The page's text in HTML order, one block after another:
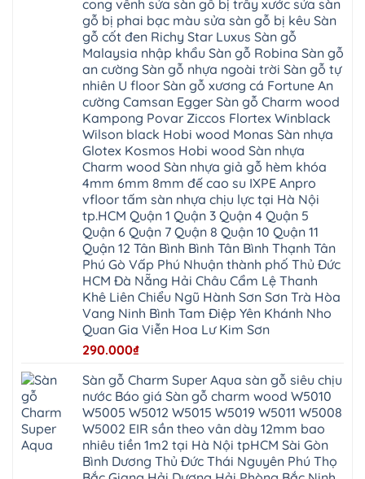
giang
Phượng
Thuận
Tràng
Đổng
Phòng
Đông
Phúc
Thịnh
Thiên
Quảng
Thanh
Hưng
Quang
Minh
Nam
Phúc
Xuyên
Phượng
Chuyên
Nẵng
Xuyên
Thanh
Minh
Hưng
Nghệ
Thiên
Thanh
Hồng
Phúc
Hương
Chương
Nam
Xuân
Phương
Nẵng
Long
Hưng
Hưng
Đông
Quảng
Dương
Nghĩa
Lương
Hưng
charm
wood
hobiwood
kosmos
fukione
wilson
4mm
6mm
chống
nước
Xuyên
Phượng
Chuyên
Xuyên
Nẵng
Thanh
Hưng
Thiên
cong vênh sửa sàn gỗ bị trầy xước sửa sàn
gỗ bị phai bạc màu sửa sàn gỗ bị kêu Sàn
gỗ cốt đen Richy Star Luxus Sàn gỗ
Malaysia nhập khẩu Sàn gỗ Robina Sàn gỗ
an cường Sàn gỗ nhựa ngoài trời Sàn gỗ tự
nhiên U floor Sàn gỗ xương cá Fortune An
cường Camsan Egger Sàn gỗ Charm wood
Kampong Povar Ziccos Flortex Winblack
Wilson black Hobi wood Monas Sàn nhựa
Glotex Kosmos Hobi wood Sàn nhựa
Charm wood Sàn nhựa giả gỗ hèm khóa
4mm 6mm 8mm đế cao su IXPE Anpro
vfloor tấm sàn nhựa chịu lực tại Hà Nội
tp.HCM Quận 1 Quận 3 Quận 4 Quận 5
Quận 6 Quận 7 Quận 8 Quận 10 Quận 11
Quận 12 Tân Bình Bình Tân Bình Thạnh Tân
Phú Gò Vấp Phú Nhuận thành phố Thủ Đức
HCM Đà Nẵng Hải Châu Cẩm Lệ Thanh
Khê Liên Chiểu Ngũ Hành Sơn Sơn Trà Hòa
Vang Ninh Bình Tam Điệp Yên Khánh Nho
Quan Gia Viễn Hoa Lư Kim Sơn
290.000₫
Sàn gỗ Charm Super Aqua sàn gỗ siêu chịu
nước Báo giá Sàn gỗ charm wood W5010
W5005 W5012 W5015 W5019 W5011 W5008
W5002 EIR sần theo vân dày 12mm bao
nhiêu tiền 1m2 tại Hà Nội tpHCM Sài Gòn
Bình Dương Thủ Đức Thái Nguyên Phú Thọ